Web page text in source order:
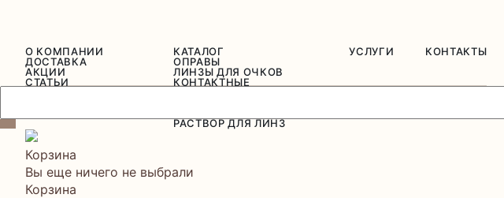
О КОМПАНИИ
ДОСТАВКА
АКЦИИ
СТАТЬИ
КАТАЛОГ
ОПРАВЫ
ЛИНЗЫ ДЛЯ ОЧКОВ
КОНТАКТНЫЕ
РАСТВОР ДЛЯ ЛИНЗ
УСЛУГИ КОНТАКТЫ
Корзина
Вы еще ничего не выбрали
Корзина